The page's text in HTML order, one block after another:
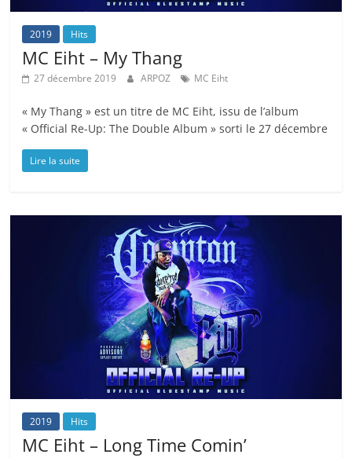
2019 Hits
MC Eiht – My Thang
27 décembre 2019 ARPOZ MC Eiht
« My Thang » est un titre de MC Eiht, issu de l’album
« Official Re-Up: The Double Album » sorti le 27 décembre
Lire la suite
2019 Hits
MC Eiht – Long Time Comin’